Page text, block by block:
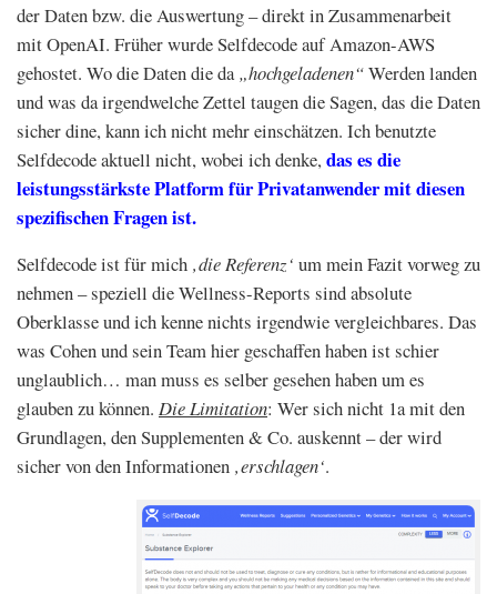
der Daten bzw. die Auswertung – direkt in Zusammenarbeit
mit OpenAI. Früher wurde Selfdecode auf Amazon-AWS
gehostet. Wo die Daten die da „hochgeladenen“Werden landen
und was da irgendwelche Zettel taugen die Sagen, das die Daten
sicher dine, kann ich nicht mehr einschätzen. Ich benutzte
Selfdecode aktuell nicht, wobei ich denke, das es die
leistungsstärkste Platform für Privatanwender mit diesen
spezifischen Fragen ist.
Selfdecode ist für mich ‚die Referenz‘ um mein Fazit vorweg zu
nehmen – speziell die Wellness-Reports sind absolute
Oberklasse und ich kenne nichts irgendwie vergleichbares. Das
was Cohen und sein Team hier geschaffen haben ist schier
unglaublich… man muss es selber gesehen haben um es
glauben zu können. Die Limitation: Wer sich nicht 1a mit den
Grundlagen, den Supplementen & Co. auskennt – der wird
sicher von den Informationen ‚erschlagen‘.